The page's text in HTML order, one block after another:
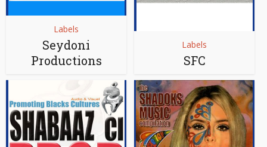
Labels
Seydoni
Productions
Labels
SFC